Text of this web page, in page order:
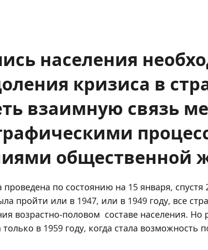
населения
кризиса в
взаимную связь
общественной
по состоянию на 15 января, спустя
пройти или в 1947, или в 1949 году, все
возрастно-половом составе населения. Но
в 1959 году, когда стала возможность